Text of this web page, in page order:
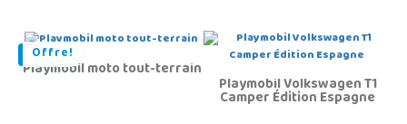
Offre!
Playmobil moto tout-terrain
Playmobil Volkswagen T1
Camper Édition Espagne